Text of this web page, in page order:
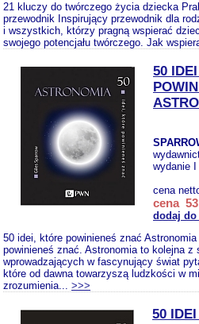
21 kluczy do twórczego życia dziecka
przewodnik Inspirujący przewodnik dla
i wszystkich, którzy pragną wspierać
swojego potencjału twórczego. Jak
50
wydanie I
cena
cena
dodaj do
50 idei, które powinieneś znać
powinieneś znać. Astronomia to kolejna z
wprowadzających w fascynujący świat
które od dawna towarzyszą ludzkości w
zrozumienia... >>>
50